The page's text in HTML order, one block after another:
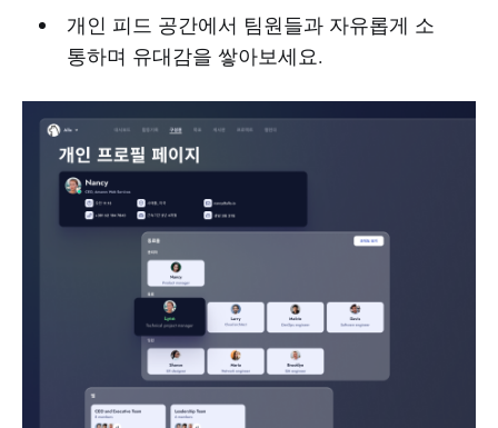
개인 피드 공간에서 팀원들과 자유롭게 소
통하며 유대감을 쌓아보세요.